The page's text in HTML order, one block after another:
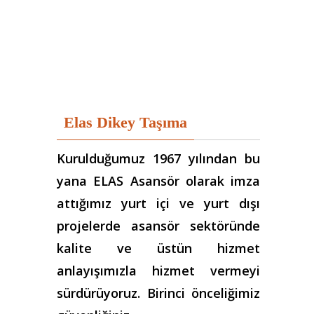
Elas Dikey Taşıma
Kurulduğumuz 1967 yılından bu
yana ELAS Asansör olarak imza
attığımız yurt içi ve yurt dışı
projelerde asansör sektöründe
kalite ve üstün hizmet
anlayışımızla hizmet vermeyi
sürdürüyoruz. Birinci önceliğimiz